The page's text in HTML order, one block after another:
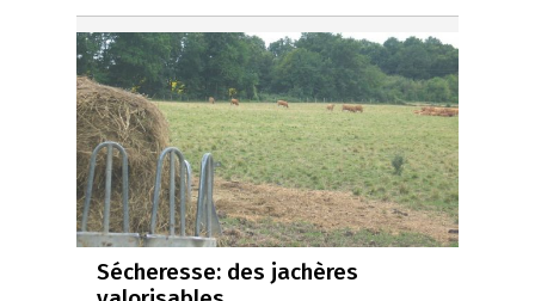
Sécheresse: des jachères